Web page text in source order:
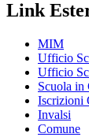
Link
MIM
Ufficio
Ufficio
Scuola in
Iscrizioni
Invalsi
Comune